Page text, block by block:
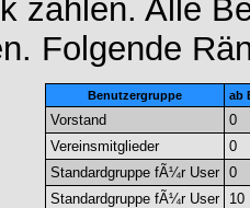
zählen. Alle
Folgende
Benutzergruppe ab
Vorstand
0
Vereinsmitglieder
0
Standardgruppe fÃ¼r User
0
Standardgruppe fÃ¼r User
10